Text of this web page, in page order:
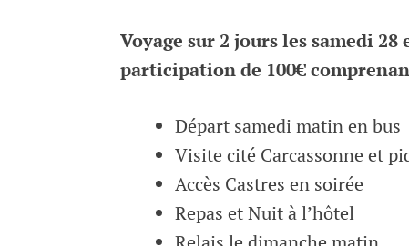
Voyage sur 2 jours les samedi
participation de 100€
Départ samedi matin en bus
Visite cité Carcassonne et
Accès Castres en soirée
Repas et Nuit à l’hôtel